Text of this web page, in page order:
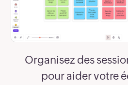
Organisez des
pour aider votre